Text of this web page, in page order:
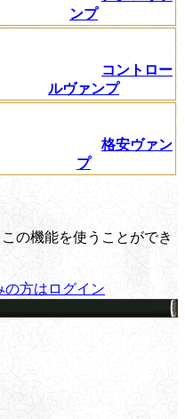
ンプ
コントロー
ルヴァンプ
格安ヴァン
プ
の機能を使うことができ
の方はログイン